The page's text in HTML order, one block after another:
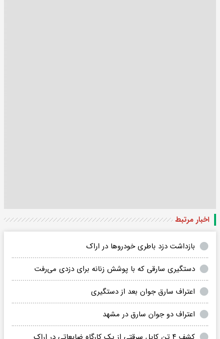
اخبار مرتبط
بازداشت دزد باطری خودروها در اراک
دستگیری سارقی که با پوشش زنانه برای دزدی می‌رفت
اعتراف سارق جوان بعد از دستگیری
اعتراف دو جوان سارق در مشهد